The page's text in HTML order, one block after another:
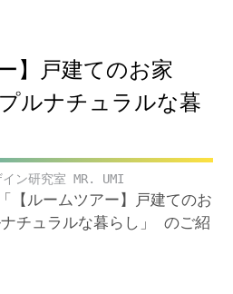
】戸建てのお家
ルナチュラルな暮
イン研究室 MR. UMI
【ルームツアー】戸建てのお
チュラルな暮らし」 のご紹